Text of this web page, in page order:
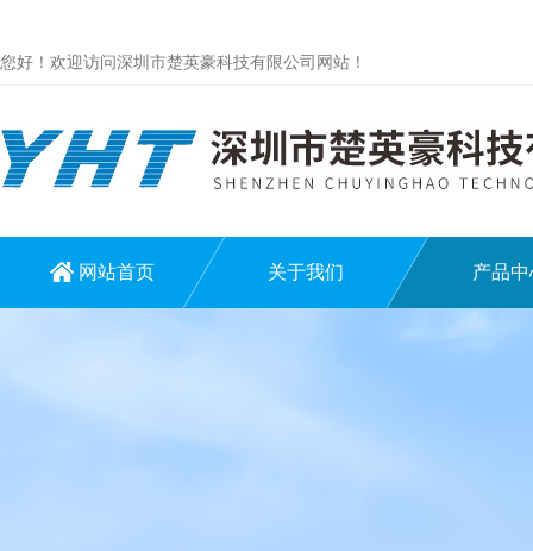
您好！欢迎访问深圳市楚英豪科技有限公司网站！
网站首页 关于我们 产品中